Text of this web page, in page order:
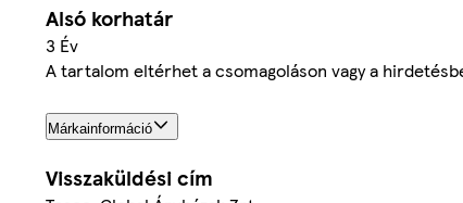
Alsó korhatár
3 Év
A tartalom eltérhet a csomagoláson vagy a
Márkainformáció
Visszaküldési cím